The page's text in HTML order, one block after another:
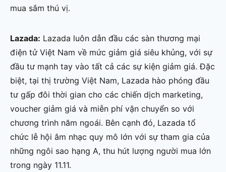
mua sắm thú vị.
Lazada: Lazada luôn dẫn đầu các sàn thương mại
điện tử Việt Nam về mức giảm giá siêu khủng, với sự
đầu tư mạnh tay vào tất cả các sự kiện giảm giá. Đặc
biệt, tại thị trường Việt Nam, Lazada hào phóng đầu
tư gấp đôi thời gian cho các chiến dịch marketing,
voucher giảm giá và miễn phí vận chuyển so với
chương trình năm ngoái. Bên cạnh đó, Lazada tổ
chức lễ hội âm nhạc quy mô lớn với sự tham gia của
những ngôi sao hạng A, thu hút lượng người mua lớn
trong ngày 11.11.